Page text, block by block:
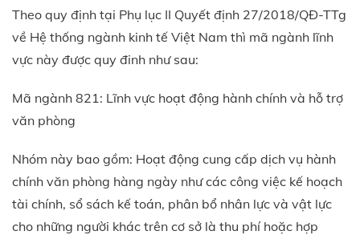
Theo quy định tại Phụ lục II Quyết định 27/2018/QĐ-TTg
về Hệ thống ngành kinh tế Việt Nam thì mã ngành lĩnh
vực này được quy đinh như sau:
Mã ngành 821: Lĩnh vực hoạt động hành chính và hỗ trợ
văn phòng
Nhóm này bao gồm: Hoạt động cung cấp dịch vụ hành
chính văn phòng hàng ngày như các công việc kế hoạch
tài chính, sổ sách kế toán, phân bổ nhân lực và vật lực
cho những người khác trên cơ sở là thu phí hoặc hợp